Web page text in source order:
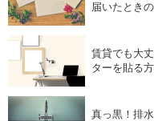
届いたとき
賃貸でも大
ターを貼る
真っ黒！排